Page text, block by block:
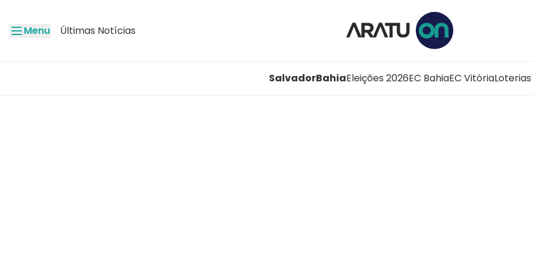
Menu Últimas Notícias
SalvadorBahiaEleições 2026EC BahiaEC VitóriaLoterias